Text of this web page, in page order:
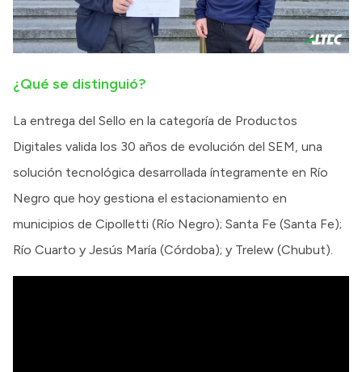
¿Qué se distinguió?
La entrega del Sello en la categoría de Productos
Digitales valida los 30 años de evolución del SEM, una
solución tecnológica desarrollada íntegramente en Río
Negro que hoy gestiona el estacionamiento en
municipios de Cipolletti (Río Negro); Santa Fe (Santa Fe);
Río Cuarto y Jesús María (Córdoba); y Trelew (Chubut).